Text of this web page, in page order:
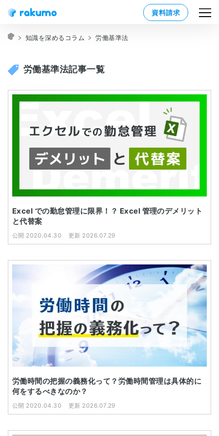
資料請求
知識を深めるコラム 労働基準法
労働基準法記事一覧
Excel での勤怠管理に限界！？ Excel 管理のデメリット
と代替案
公開 2020.04.30 更新 2026.07.29
労働時間の把握の義務化って？労働時間管理は具体的に
何をするべきなのか？
公開 2020.04.30 更新 2026.07.29